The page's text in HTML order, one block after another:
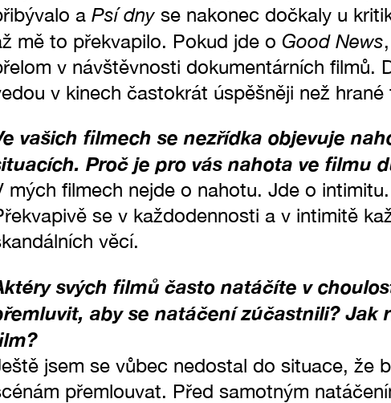
a Psí dnyse nakonec dočkaly u
mě to překvapilo. Pokud jde o Good News
v návštěvnosti dokumentárních filmů.
v kinech častokrát úspěšněji než hrané
vašich filmech se nezřídka objevuje
Proč je pro vás nahota ve filmu
mých filmech nejde o nahotu. Jde o
se v každodennosti a v intimitě
věcí.
svých filmů často natáčíte v
aby se natáčení zúčastnili? Jak
jsem se vůbec nedostal do situace, že
přemlouvat. Před samotným